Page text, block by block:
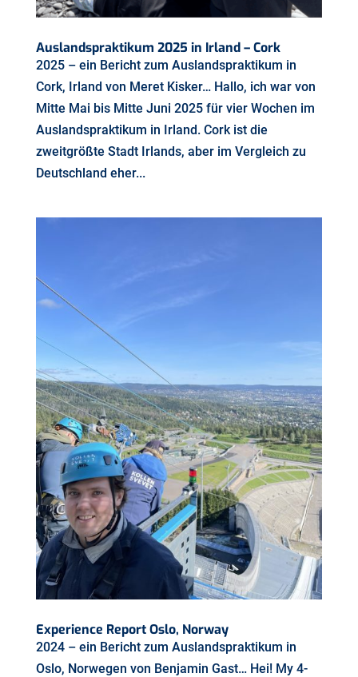
Auslandspraktikum 2025 in Irland – Cork
2025 – ein Bericht zum Auslandspraktikum in
Cork, Irland von Meret Kisker… Hallo, ich war von
Mitte Mai bis Mitte Juni 2025 für vier Wochen im
Auslandspraktikum in Irland. Cork ist die
zweitgrößte Stadt Irlands, aber im Vergleich zu
Deutschland eher...
Experience Report Oslo, Norway
2024 – ein Bericht zum Auslandspraktikum in
Oslo, Norwegen von Benjamin Gast… Hei! My 4-